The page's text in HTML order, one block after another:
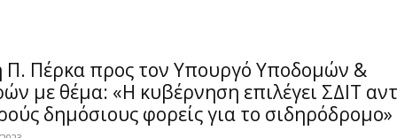
Πέρκα προς τον Υπουργό Υποδομών &
με θέμα: «Η κυβέρνηση επιλέγει ΣΔΙΤ
δημόσιους φορείς για το σιδηρόδρομο»